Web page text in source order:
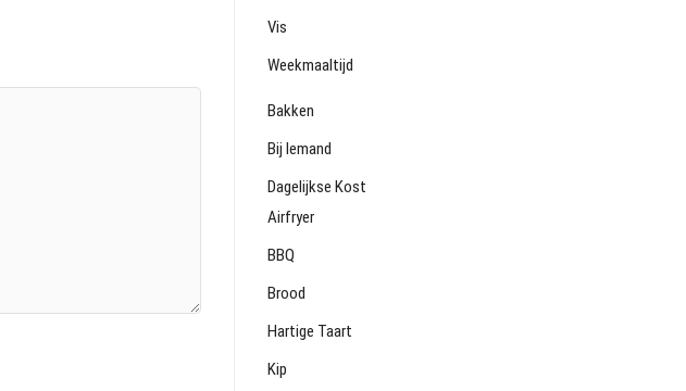
Vis
Weekmaaltijd
Bakken
Bij Iemand
Dagelijkse Kost
Airfryer
BBQ
Brood
Hartige Taart
Kip